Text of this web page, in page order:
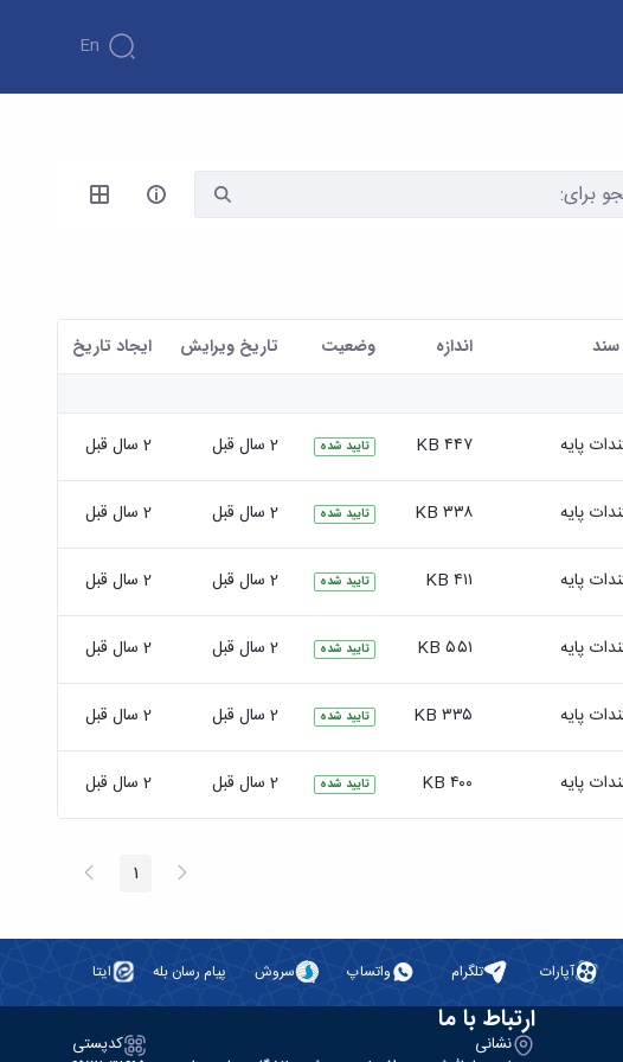
En
اندازه وضعیت تاریخ ویرایش ايجاد تاريخ
پایه ۴۴۷ KB تایید شده 2 سال قبل 2 سال قبل
پایه ۳۳۸ KB تایید شده 2 سال قبل 2 سال قبل
پایه ۴۱۱ KB تایید شده 2 سال قبل 2 سال قبل
پایه ۵۵۱ KB تایید شده 2 سال قبل 2 سال قبل
پایه ۳۳۵ KB تایید شده 2 سال قبل 2 سال قبل
پایه ۴۰۰ KB تایید شده 2 سال قبل 2 سال قبل
پیغام صفحه1 صفحه
آپارات تلگرام واتساپ سروش پیام رسان بله ایتا
ارتباط با ما
نشانی کدپستی